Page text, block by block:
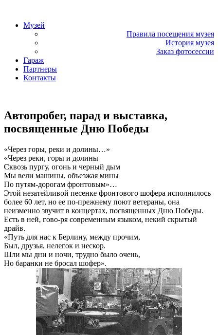
Музей
Правила посещения музея
История музея
Заказ фотосессии
Гараж
Партнеры
Контакты
Автопробег, парад и выставка,
посвященные Дню Победы
«Через горы, реки и долины…»
«Через реки, горы и долины
Сквозь пургу, огонь и черный дым
Мы вели машины, объезжая мины
По путям-дорогам фронтовым»…
Этой незатейливой песенке фронтового шофера исполнилось
более 60 лет, но ее по-прежнему поют ветераны, она
неизменно звучит в концертах, посвященных Дню Победы.
Есть в ней, гово-ря современным языком, некий скрытый
драйв.
«Путь для нас к Берлину, между прочим,
Был, друзья, нелегок и нескор.
Шли мы дни и ночи, трудно было очень,
Но баранки не бросал шофер».